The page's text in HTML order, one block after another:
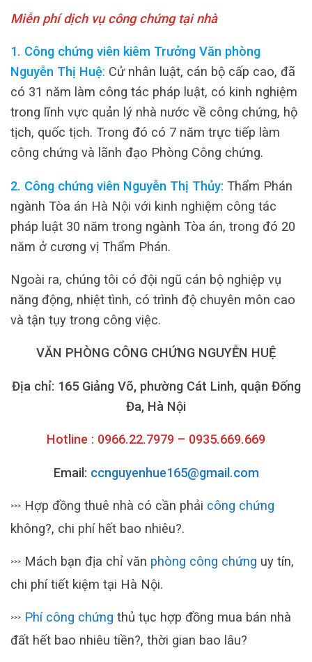
Miễn phí dịch vụ công chứng tại nhà
1. Công chứng viên kiêm Trưởng Văn phòng
Nguyễn Thị Huệ: Cử nhân luật, cán bộ cấp cao, đã
có 31 năm làm công tác pháp luật, có kinh nghiệm
trong lĩnh vực quản lý nhà nước về công chứng, hộ
tịch, quốc tịch. Trong đó có 7 năm trực tiếp làm
công chứng và lãnh đạo Phòng Công chứng.
2. Công chứng viên Nguyễn Thị Thủy: Thẩm Phán
ngành Tòa án Hà Nội với kinh nghiệm công tác
pháp luật 30 năm trong ngành Tòa án, trong đó 20
năm ở cương vị Thẩm Phán.
Ngoài ra, chúng tôi có đội ngũ cán bộ nghiệp vụ
năng động, nhiệt tình, có trình độ chuyên môn cao
và tận tụy trong công việc.
VĂN PHÒNG CÔNG CHỨNG NGUYỄN HUỆ
Địa chỉ: 165 Giảng Võ, phường Cát Linh, quận Đống
Đa, Hà Nội
Hotline : 0966.22.7979 – 0935.669.669
Email: ccnguyenhue165@gmail.com
>>> Hợp đồng thuê nhà có cần phải công chứng
không?, chi phí hết bao nhiêu?.
>>> Mách bạn địa chỉ văn phòng công chứng uy tín,
chi phí tiết kiệm tại Hà Nội.
>>> Phí công chứng thủ tục hợp đồng mua bán nhà
đất hết bao nhiêu tiền?, thời gian bao lâu?